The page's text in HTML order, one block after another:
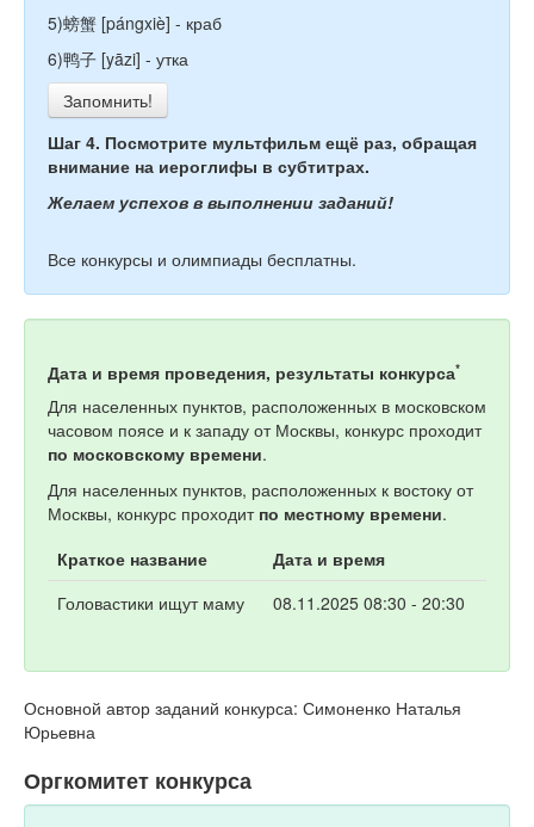
5)螃蟹 [pángxiè] - краб
6)鸭子 [yāzi] - утка
Запомнить!
Шаг 4. Посмотрите мультфильм ещё раз, обращая
внимание на иероглифы в субтитрах.
Желаем успехов в выполнении заданий!
Все конкурсы и олимпиады бесплатны.
Дата и время проведения, результаты конкурса*
Для населенных пунктов, расположенных в московском
часовом поясе и к западу от Москвы, конкурс проходит
по московскому времени.
Для населенных пунктов, расположенных к востоку от
Москвы, конкурс проходит по местному времени.
Краткое название
Дата и время
Головастики ищут маму
08.11.2025 08:30 - 20:30
Основной автор заданий конкурса: Симоненко Наталья
Юрьевна
Оргкомитет конкурса